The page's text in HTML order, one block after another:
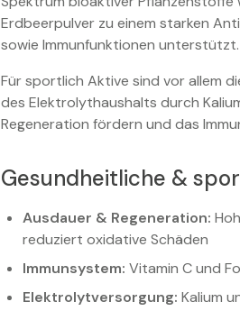
Erdbeerpulver zu einem starken
sowie Immunfunktionen unterstützt.
Für sportlich Aktive sind vor allem
des Elektrolythaushalts durch
Regeneration fördern und das
Gesundheitliche &
Ausdauer & Regeneration:
reduziert oxidative Schäden
Immunsystem: Vitamin C und
Elektrolytversorgung: Kalium